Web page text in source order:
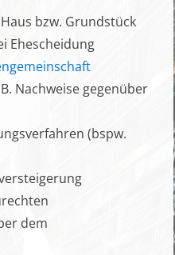
bzw. Grundstück
Ehescheidung
Nachweise gegenüber
(bspw.
dem